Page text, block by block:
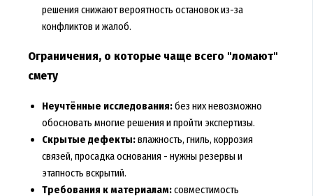
решения снижают вероятность остановок из-за
конфликтов и жалоб.
Ограничения, о которые чаще всего "ломают"
смету
Неучтённые исследования:без них невозможно
обосновать многие решения и пройти экспертизы.
Скрытые дефекты:влажность, гниль, коррозия
связей, просадка основания - нужны резервы и
этапность вскрытий.
Требования к материалам:совместимость